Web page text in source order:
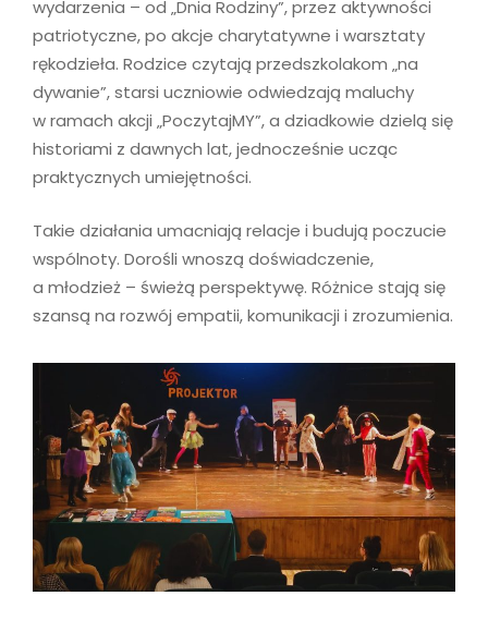
wydarzenia – od „Dnia Rodziny”, przez aktywności
patriotyczne, po akcje charytatywne i warsztaty
rękodzieła. Rodzice czytają przedszkolakom „na
dywanie”, starsi uczniowie odwiedzają maluchy
w ramach akcji „PoczytajMY”, a dziadkowie dzielą się
historiami z dawnych lat, jednocześnie ucząc
praktycznych umiejętności.
Takie działania umacniają relacje i budują poczucie
wspólnoty. Dorośli wnoszą doświadczenie,
a młodzież – świeżą perspektywę. Różnice stają się
szansą na rozwój empatii, komunikacji i zrozumienia.